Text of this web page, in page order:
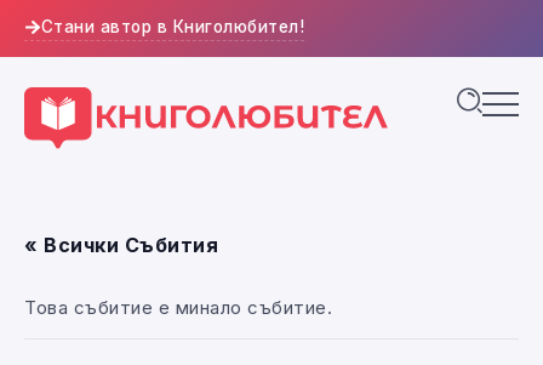
Стани автор в Книголюбител!
« Всички Събития
Това събитие е минало събитие.